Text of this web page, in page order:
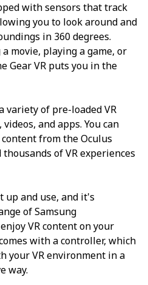
with sensors that track
you to look around and
in 360 degrees.
movie, playing a game, or
Gear VR puts you in the
variety of pre-loaded VR
and apps. You can
from the Oculus
of VR experiences
up and use, and it's
of Samsung
VR content on your
with a controller, which
your VR environment in a
way.